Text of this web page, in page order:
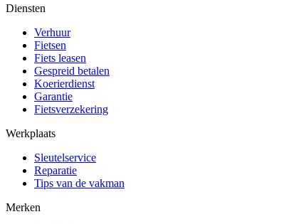
Diensten
Verhuur
Fietsen
Fiets leasen
Gespreid betalen
Koerierdienst
Garantie
Fietsverzekering
Werkplaats
Sleutelservice
Reparatie
Tips van de vakman
Merken